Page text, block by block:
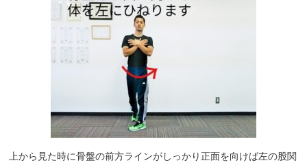
上から見た時に骨盤の前方ラインがしっかり正面を向けば左の股関